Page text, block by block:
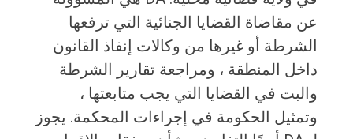
عن مقاضاة القضايا الجنائية التي ترفعها
الشرطة أو غيرها من وكالات إنفاذ القانون
داخل المنطقة ، ومراجعة تقارير الشرطة
والبت في القضايا التي يجب متابعتها ،
وتمثيل الحكومة في إجراءات المحكمة. يجوز